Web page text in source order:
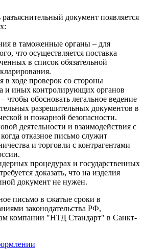
документ появляется
в таможенные органы – для
что осуществляется поставка
в список обязательной
в ходе проверок со стороны
и иных контролирующих органов
обосновать легальное ведение
разрешительных документов в
и пожарной безопасности.
деятельности и взаимодействия с
отказное письмо служит
и торговли с контрагентами
процедурах и государственных
доказать, что на изделия
документ не нужен.
письмо в сжатые сроки в
законодательства РФ,
компании "НТД Стандарт" в Санкт-